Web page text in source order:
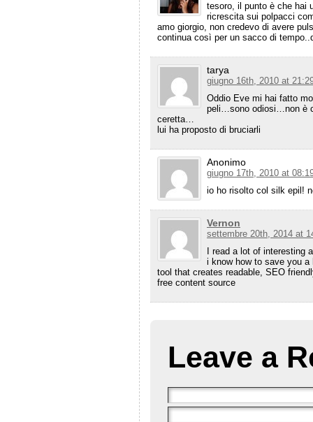
tesoro, il punto è che hai
ricrescita sui polpacci
amo giorgio, non credevo di avere
continua così per un sacco di
tarya
giugno 16th, 2010 at
Oddio Eve mi hai fatto
peli…sono odiosi…non è
ceretta…
lui ha proposto di bruciarli
Anonimo
giugno 17th, 2010 at
io ho risolto col silk epil!
Vernon
settembre 20th, 2014 at
I read a lot of interesting
i know how to save you
tool that creates readable, SEO
free content source
Leave a